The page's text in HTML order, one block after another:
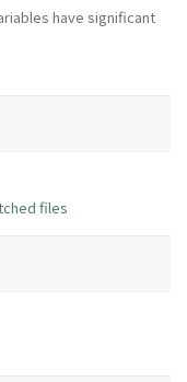
have significant
files